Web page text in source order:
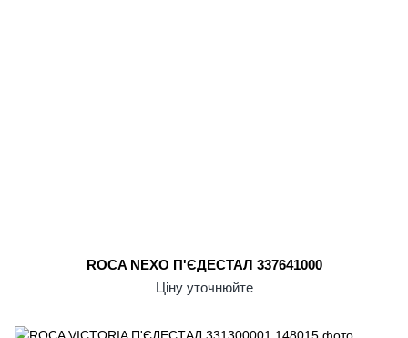
ROCA NEXO П'ЄДЕСТАЛ 337641000
Ціну уточнюйте